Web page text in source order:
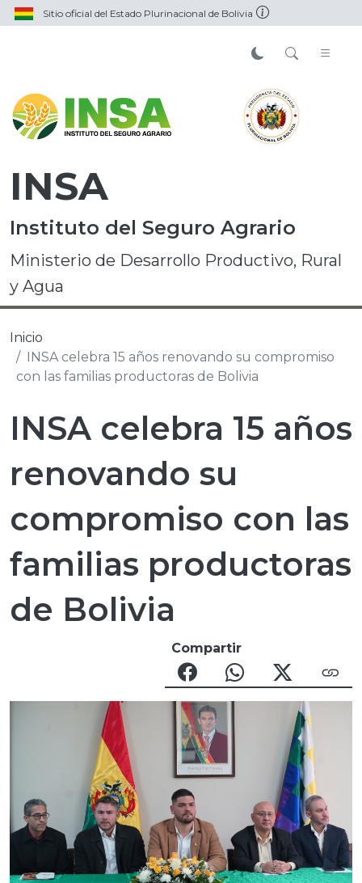
Sitio oficial del Estado Plurinacional de Bolivia
INSA
Instituto del Seguro Agrario
Ministerio de Desarrollo Productivo, Rural
y Agua
Inicio
INSA celebra 15 años renovando su compromiso
con las familias productoras de Bolivia
INSA celebra 15 años
renovando su
compromiso con las
familias productoras
de Bolivia
Compartir